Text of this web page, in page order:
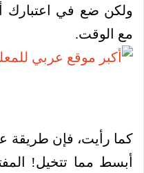
ولكن ضع في اعتبارك
مع الوقت.
كما رأيت، فإن طريقة
أبسط مما تتخيل!